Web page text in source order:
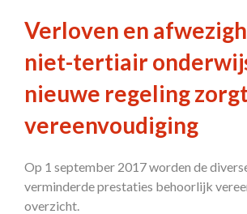
Verloven en
niet-tertiair
nieuwe regeling
vereenvoudiging
Op 1 september 2017 worden de
verminderde prestaties behoorlijk
overzicht.